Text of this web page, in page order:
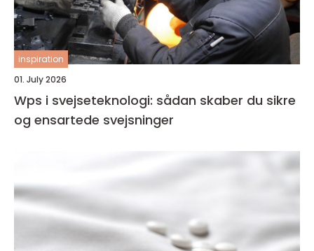
inspiration
01. July 2026
Wps i svejseteknologi: sådan skaber du sikre
og ensartede svejsninger